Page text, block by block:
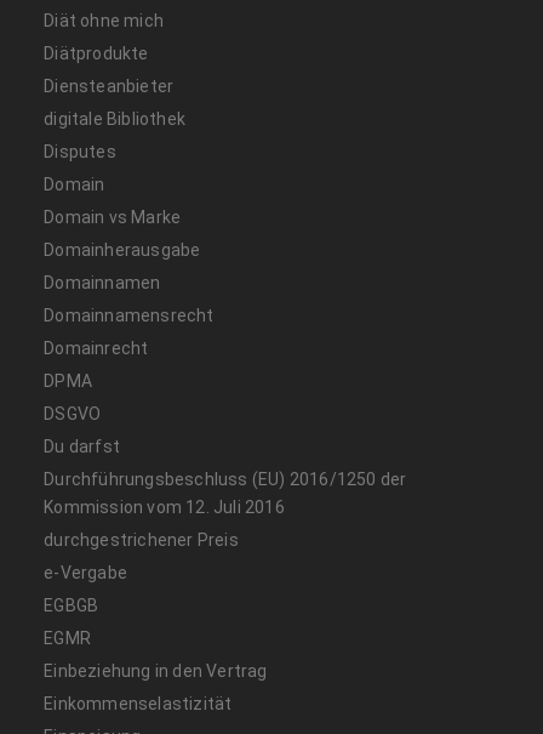
Diät ohne mich
Diätprodukte
Diensteanbieter
digitale Bibliothek
Disputes
Domain
Domain vs Marke
Domainherausgabe
Domainnamen
Domainnamensrecht
Domainrecht
DPMA
DSGVO
Du darfst
Durchführungsbeschluss (EU) 2016/1250 der
Kommission vom 12. Juli 2016
durchgestrichener Preis
e-Vergabe
EGBGB
EGMR
Einbeziehung in den Vertrag
Einkommenselastizität